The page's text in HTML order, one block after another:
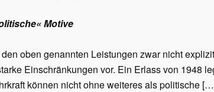
Motive
oben genannten Leistungen zwar nicht
Einschränkungen vor. Ein Erlass von 1948
können nicht ohne weiteres als politische